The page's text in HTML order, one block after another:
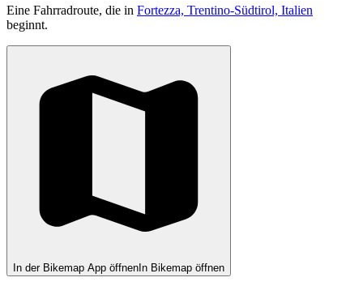
Eine Fahrradroute, die in Fortezza, Trentino-Südtirol, Italien
beginnt.
In der Bikemap App öffnen In Bikemap öffnen